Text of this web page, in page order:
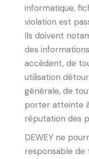
informatique,
violation est
Ils doivent
des
accèdent, de
utilisation
générale, de
porter atteinte
réputation des
DEWEY ne
responsable